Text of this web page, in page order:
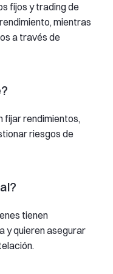
fijos y trading de
mientras
a través de
fijar rendimientos,
riesgos de
tienen
y quieren asegurar